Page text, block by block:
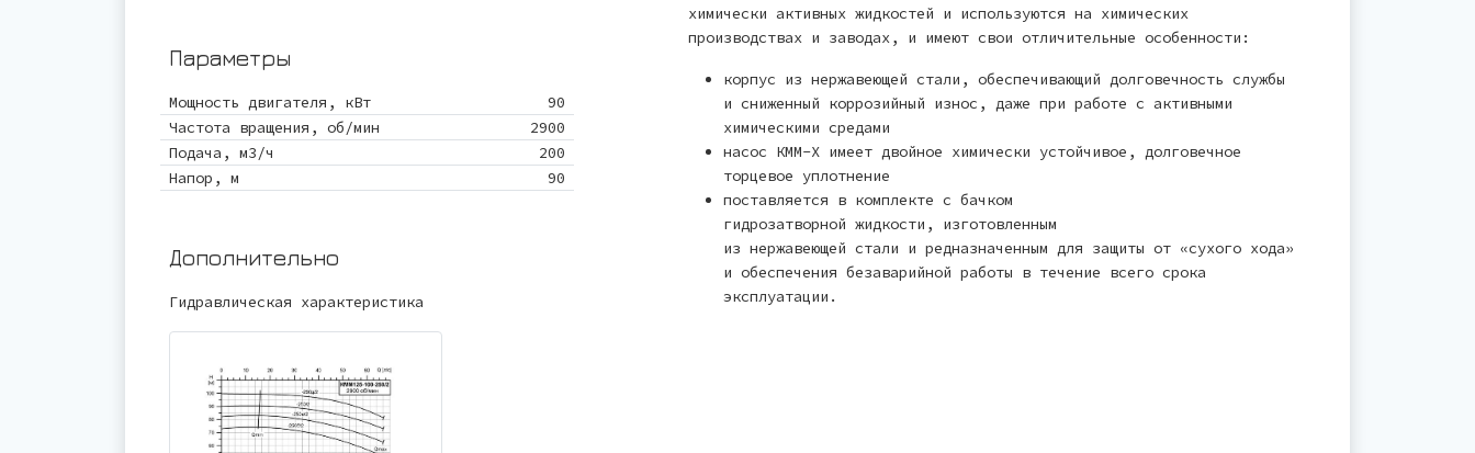
Параметры
Мощность двигателя, кВт
90
Частота вращения, об/мин
2900
Подача, м3/ч
200
Напор, м
90
Дополнительно
Гидравлическая характеристика
химически активных жидкостей и используются на химических
производствах и заводах, и имеют свои отличительные особенности:
корпус из нержавеющей стали, обеспечивающий долговечность службы
и сниженный коррозийный износ, даже при работе с активными
химическими средами
насос КММ-Х имеет двойное химически устойчивое, долговечное
торцевое уплотнение
поставляется в комплекте с бачком
гидрозатворной жидкости, изготовленным
из нержавеющей стали и редназначенным для защиты от «сухого хода»
и обеспечения безаварийной работы в течение всего срока
эксплуатации.